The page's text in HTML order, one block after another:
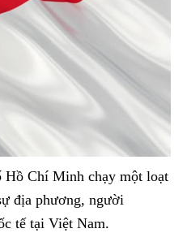
Hồ Chí Minh chạy một loạt
địa phương, người
tế tại Việt Nam.